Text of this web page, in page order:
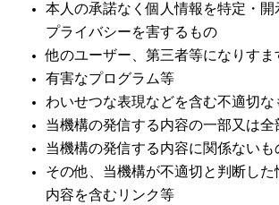
本人の承諾なく個人情報を特定・
プライバシーを害するもの
他のユーザー、第三者等になりすま
有害なプログラム等
わいせつな表現などを含む不適切な
当機構の発信する内容の一部又は
当機構の発信する内容に関係ないも
その他、当機構が不適切と判断し
内容を含むリンク等